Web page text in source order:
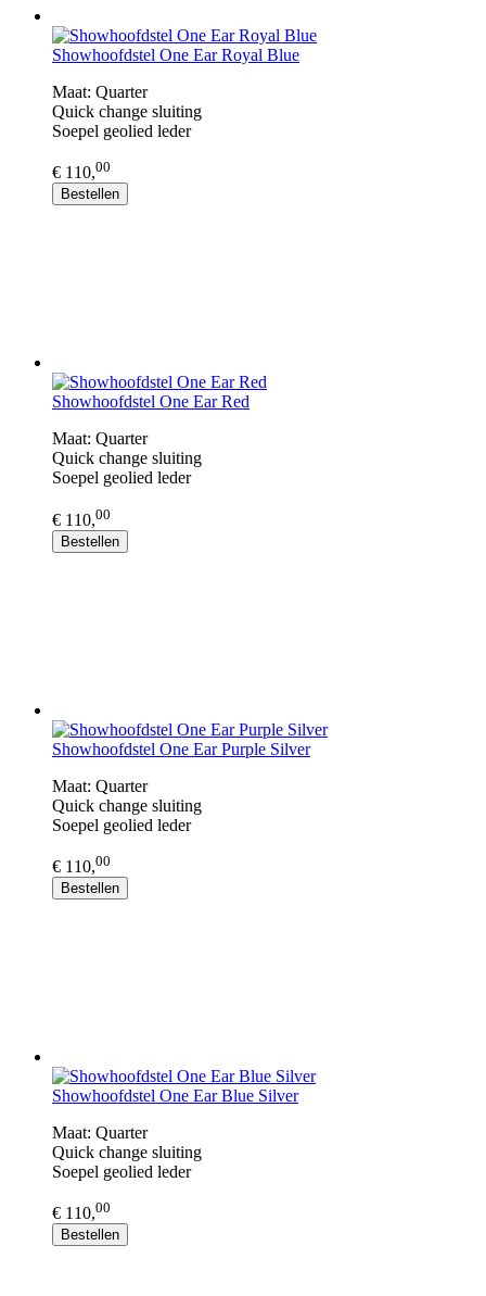
Showhoofdstel One Ear Royal Blue
Maat: Quarter
Quick change sluiting
​Soepel geolied leder
€ 110,00
Bestellen
Showhoofdstel One Ear Red
Maat: Quarter
Quick change sluiting
​Soepel geolied leder
€ 110,00
Bestellen
Showhoofdstel One Ear Purple Silver
Maat: Quarter
Quick change sluiting
​Soepel geolied leder
€ 110,00
Bestellen
Showhoofdstel One Ear Blue Silver
Maat: Quarter
Quick change sluiting
​Soepel geolied leder
€ 110,00
Bestellen